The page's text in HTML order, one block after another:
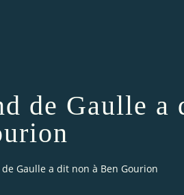
de Gaulle a
Gaulle a dit non à Ben Gourion